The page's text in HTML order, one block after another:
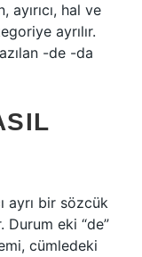
hal ve
ayrılır.
-de -da
ayrı bir sözcük
Durum eki “de”
cümledeki